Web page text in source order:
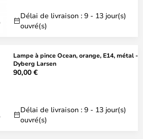
Délai de livraison : 9 - 13 jour(s)
ouvré(s)
Lampe à pince Ocean, orange, E14, métal -
Dyberg Larsen
90,00 €
Délai de livraison : 9 - 13 jour(s)
ouvré(s)